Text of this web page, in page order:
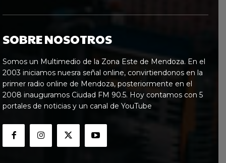
SOBRE NOSOTROS
Somos un Multimedio de la Zona Este de Mendoza. En el
2003 iniciamos nuesra señal online, convirtiendonos en la
primer radio online de Mendoza, posteriormente en el
2008 inauguramos Ciudad FM 90.5. Hoy contamos con 5
portales de noticias y un canal de YouTube